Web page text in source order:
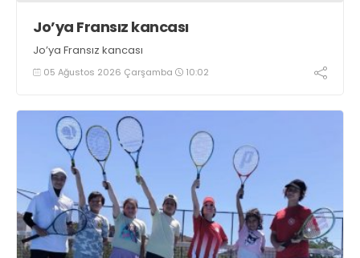
Jo’ya Fransız kancası
Jo’ya Fransız kancası
05 Ağustos 2026 Çarşamba 10:02